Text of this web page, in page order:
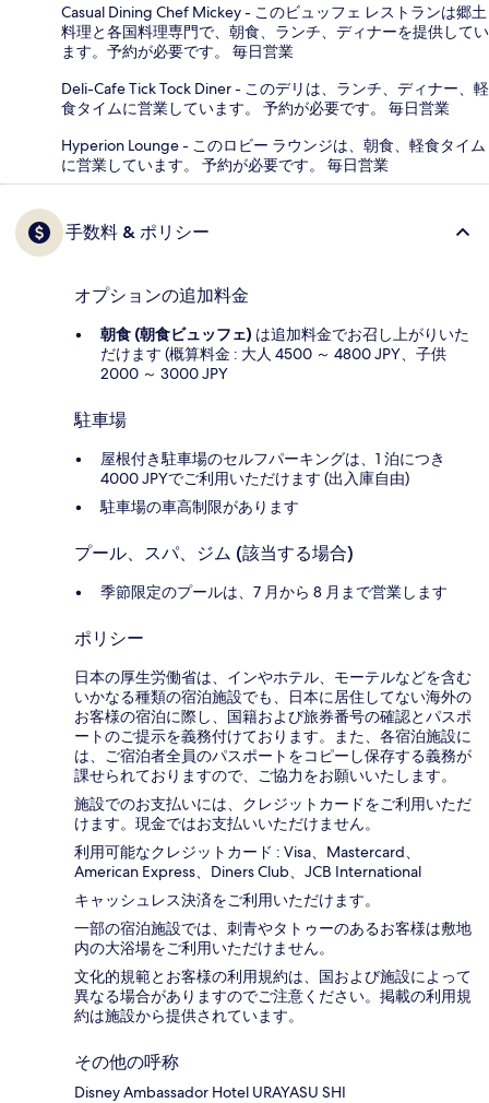
Casual Dining Chef Mickey - このビュッフェ レストランは郷土
料理と各国料理専門で、朝食、ランチ、ディナーを提供してい
ます。予約が必要です。 毎日営業
Deli-Cafe Tick Tock Diner - このデリは、ランチ、ディナー、軽
食タイムに営業しています。 予約が必要です。 毎日営業
Hyperion Lounge - このロビー ラウンジは、朝食、軽食タイム
に営業しています。 予約が必要です。 毎日営業
手数料 & ポリシー
オプションの追加料金
朝食 (朝食ビュッフェ) は追加料金でお召し上がりいた
だけます (概算料金 : 大人 4500 ～ 4800 JPY、子供
2000 ～ 3000 JPY
駐車場
屋根付き駐車場のセルフパーキングは、1 泊につき
4000 JPYでご利用いただけます (出入庫自由)
駐車場の車高制限があります
プール、スパ、ジム (該当する場合)
季節限定のプールは、7 月から 8 月まで営業します
ポリシー
日本の厚生労働省は、インやホテル、モーテルなどを含む
いかなる種類の宿泊施設でも、日本に​居住してない海外の
お客様の宿泊に際し、国籍および旅券番号の確認とパスポ
ートのご提示を義務付け​ております。また、各宿泊施設に
は、ご宿泊者全員のパスポートをコピーし保存する義務が
課せられておりますの​で、ご協力をお願いいたします。
施設でのお支払いには、クレジットカードをご利用いただ
けます。現金ではお支払いいただけません。
利用可能なクレジットカード : Visa、Mastercard、
American Express、Diners Club、JCB International
キャッシュレス決済をご利用いただけます。
一部の宿泊施設では、刺青やタトゥーのあるお客様は敷地
内の大浴場をご利用いただけません。
文化的規範とお客様の利用規約は、国および施設によって
異なる場合がありますのでご注意ください。掲載の利用規
約は施設から提供されています。
その他の呼称
Disney Ambassador Hotel URAYASU SHI